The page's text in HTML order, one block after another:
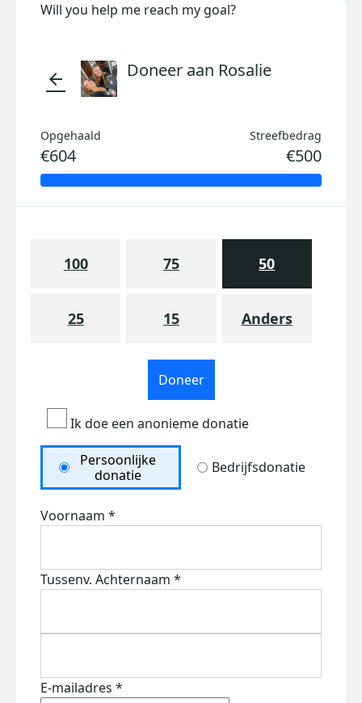
Will you help me reach my goal?
arrow_back Doneer aan Rosalie
Opgehaald
€604
Streefbedrag
€500
100 75 50
25 15 Anders
Doneer
Ik doe een anonieme donatie
Persoonlijke
donatie
Bedrijfsdonatie
Voornaam *
Tussenv. Achternaam *
E-mailadres *